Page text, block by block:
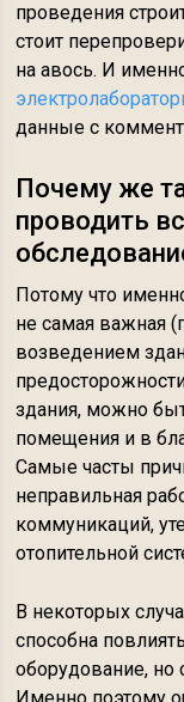
проведения
стоит
на авось. И
данные с
Почему же
проводить
Потому что
не самая важная
возведением
здания, можно
помещения и в
Самые часты
неправильная
коммуникаций,
отопительной
В некоторых
способна
оборудование, но